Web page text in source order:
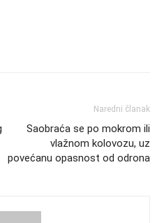
Naredni članak
Saobraća se po mokrom ili
vlažnom kolovozu, uz
povećanu opasnost od odrona